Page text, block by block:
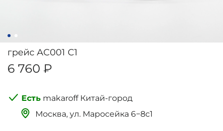
грейс AC001 C1
6 760 ₽
makaroff Китай-город
Москва, ‌‌‌‌ул. Маросейка 6−8с1